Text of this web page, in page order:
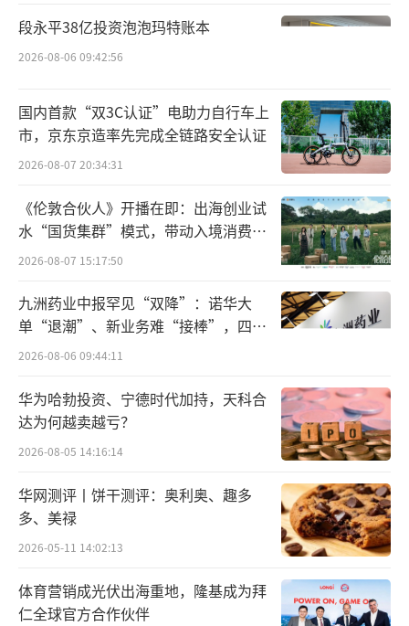
如果单从数量上看，住房供应量已趋于饱
和。然而，从品质方面来看，则是另一个结
我国的住房存在分布不均，质量不高的特
点。
统计显示，截至2022年底，我国城镇既有
房屋中，有约20%已建成超过30年；到2040年
前后，这个数值预计会达到80%。目前，部分
建国初期盖起来的小区已沦为危房，居住体验
差不说，还可能威胁人身安全。
米的存量住房，合计约22万栋老旧小区需要改
造更新，这些小区普遍面临设施老化、环境不
佳等问题，严重影响居民的生活品质。
要知道，人类对于美好生活的追求，永远
不会止步。
当前，大部分居民不缺房子住，但“住得
好”的需求，依然没得到充分满足。
段永平38亿投资泡泡玛特账本
2026-08-06 09:42:56
国内首款“双3C认证”电助力自行车上
市，京东京造率先完成全链路安全认证
2026-08-07 20:34:31
《伦敦合伙人》开播在即：出海创业试
水“国货集群”模式，带动入境消费反
向种草
2026-08-07 15:17:50
九洲药业中报罕见“双降”：诺华大
单“退潮”、新业务难“接棒”，四大
难关待闯
2026-08-06 09:44:11
华为哈勃投资、宁德时代加持，天科合
达为何越卖越亏？
2026-08-05 14:16:14
华网测评丨饼干测评：奥利奥、趣多
多、美禄
2026-05-11 14:02:13
体育营销成光伏出海重地，隆基成为拜
仁全球官方合作伙伴